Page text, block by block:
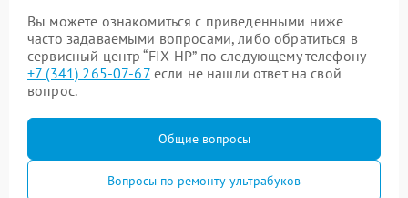
Вы можете ознакомиться с приведенными ниже
часто задаваемыми вопросами, либо обратиться в
сервисный центр “FIX-HP” по следующему телефону
+7 (341) 265-07-67если не нашли ответ на свой
вопрос.
Общие вопросы
Вопросы по ремонту ультрабуков